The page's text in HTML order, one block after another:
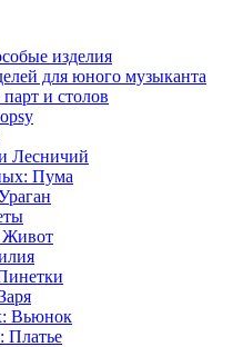
изделия
для юного музыканта
и столов
Лесничий
Пума
Живот
Вьюнок
Платье